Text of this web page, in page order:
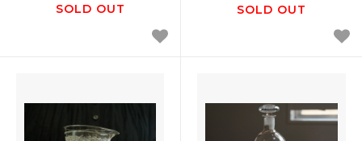
SOLD OUT SOLD OUT